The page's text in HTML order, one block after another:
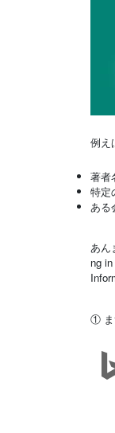
例え
著者
特定
ある
あん
ng
① ま